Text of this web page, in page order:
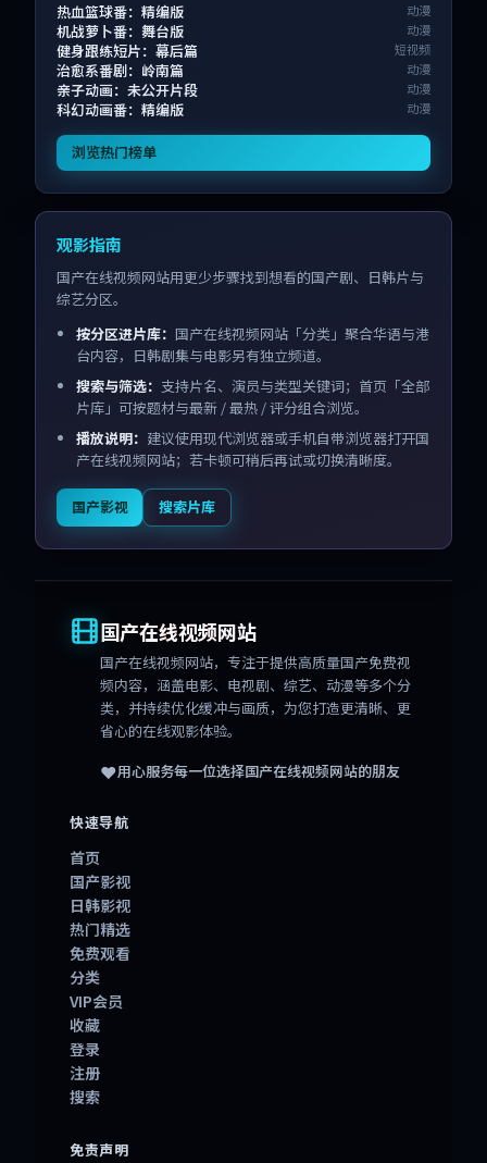
热血篮球番：精编版
动漫
机战萝卜番：舞台版 动漫
健身跟练短片：幕后篇 短视频
治愈系番剧：岭南篇 动漫
亲子动画：未公开片段 动漫
科幻动画番：精编版 动漫
浏览热门榜单
观影指南
国产在线视频网站用更少步骤找到想看的国产剧、日韩片与
综艺分区。
按分区进片库： 国产在线视频网站「分类」聚合华语与港
台内容，日韩剧集与电影另有独立频道。
搜索与筛选： 支持片名、演员与类型关键词；首页「全部
片库」可按题材与最新 / 最热 / 评分组合浏览。
播放说明： 建议使用现代浏览器或手机自带浏览器打开国
产在线视频网站；若卡顿可稍后再试或切换清晰度。
国产影视 搜索片库
国产在线视频网站
国产在线视频网站，专注于提供高质量国产免费视
频内容，涵盖电影、电视剧、综艺、动漫等多个分
类，并持续优化缓冲与画质，为您打造更清晰、更
省心的在线观影体验。
❤️用心服务每一位选择国产在线视频网站的朋友
快速导航
首页
国产影视
日韩影视
热门精选
免费观看
分类
VIP会员
收藏
登录
注册
搜索
免责声明